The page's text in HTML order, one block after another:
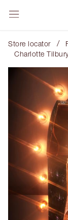
Store locator /
Charlotte